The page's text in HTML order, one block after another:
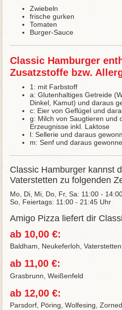
Zwiebeln
frische gurken
Tomaten
Burger-Sauce
Classic Hamburger
Zusatzstoffe bzw.
1: mit Farbstoff
a: Glutenhaltiges Getreide
Dinkel, Kamut) und daraus
c: Eier von Geflügel und
g: Milch von Saugtieren und
Erzeugnisse inkl. Laktose
l: Sellerie und daraus
m: Senf und daraus
Classic Hamburger kannst
Vaterstetten zu folgenden
Mo, Di, Mi, Do, Fr, Sa: 11:00 -
So, Feiertags: 11:00 - 21:45 Uhr
Amigo Pizza liefert dir
ab 10,00 €:
Baldham, Neukeferloh, Vaterstetten
ab 11,00 €:
Grasbrunn, Weißenfeld
ab 12,00 €:
Parsdorf, Pöring, Wolfesing,